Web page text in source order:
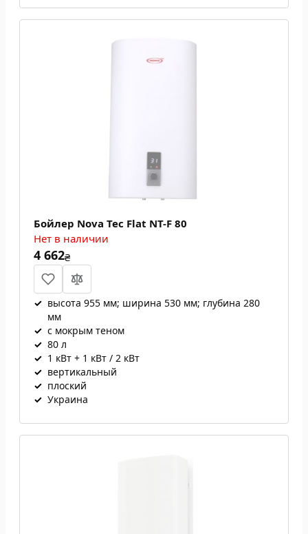
Бойлер Nova Tec Flat NT-F 80
Нет в наличии
4 662₴
✓ высота 955 мм; ширина 530 мм; глубина 280
мм
✓ с мокрым теном
✓ 80 л
✓ 1 кВт + 1 кВт / 2 кВт
✓ вертикальный
✓ плоский
✓ Украина